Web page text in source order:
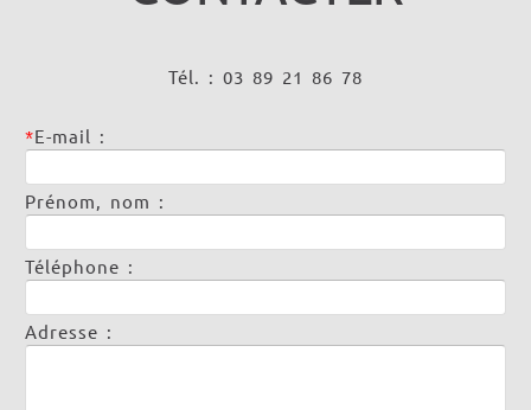
Tél. : 03 89 21 86 78
*E-mail :
Prénom, nom :
Téléphone :
Adresse :